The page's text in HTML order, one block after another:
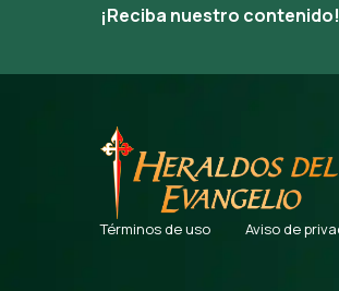
¡Reciba nuestro contenido!
Términos de uso Aviso de